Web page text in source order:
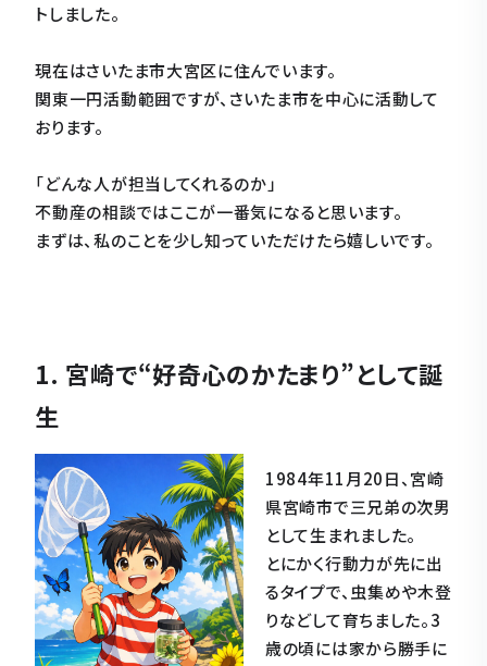
トしました。
現在はさいたま市大宮区に住んでいます。
関東一円活動範囲ですが、さいたま市を中心に活動して
おります。
「どんな人が担当してくれるのか」
不動産の相談ではここが一番気になると思います。
まずは、私のことを少し知っていただけたら嬉しいです。
1. 宮崎で“好奇心のかたまり”として誕
生
1984年11月20日、宮崎
県宮崎市で三兄弟の次男
として生まれました。
とにかく行動力が先に出
るタイプで、虫集めや木登
りなどして育ちました。3
歳の頃には家から勝手に